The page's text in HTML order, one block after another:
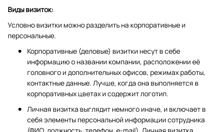
Виды визиток:
Условно визитки можно разделить на корпоративные и
персональные.
Корпоративные (деловые) визитки несут в себе
информацию о названии компании, расположении её
головного и дополнительных офисов, режимах работы,
контактные данные. Лучше, когда она выполняется в
корпоративных цветах и содержит логотип.
Личная визитка выглядит немного иначе, и включает в
себя элементы персональной информации сотрудника